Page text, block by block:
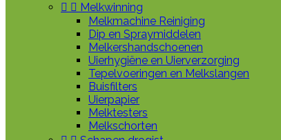
  Melkwinning
Melkmachine Reiniging
Dip en Spraymiddelen
Melkershandschoenen
Uierhygiëne en Uierverzorging
Tepelvoeringen en Melkslangen
Buisfilters
Uierpapier
Melktesters
Melkschorten